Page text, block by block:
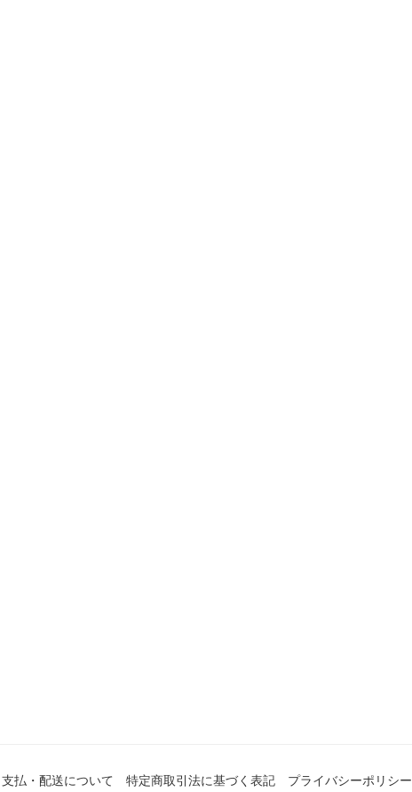
支払・配送について 特定商取引法に基づく表記 プライバシーポリシー